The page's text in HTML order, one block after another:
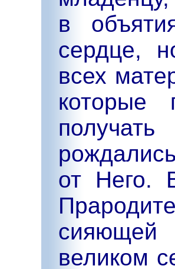
в
сердце,
всех
которые
от Него.
сияющей
великом